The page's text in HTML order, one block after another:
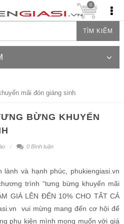
TÌM KIẾM
0
mãi đón giáng sinh
BỪNG KHUYẾN
0 Bình luận
và hạnh phúc, phukiengiasi.vn
trình “tưng bừng khuyến mãi
GIÁ LÊN ĐẾN 10% CHO TẤT CẢ
vui mừng mang đến cơ hội để
phụ kiện mình mong muốn với giá